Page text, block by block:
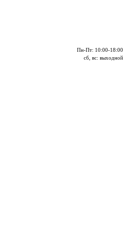
Пн-Пт: 10:00-18:00
сб, вс: выходной